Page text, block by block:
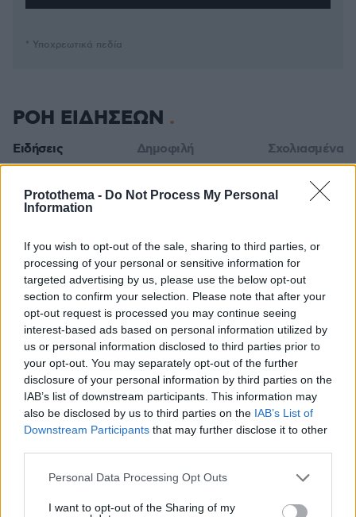
Protothema - Do Not Process My Personal
Information
If you wish to opt-out of the sale, sharing to third parties, or
processing of your personal or sensitive information for
targeted advertising by us, please use the below opt-out
section to confirm your selection. Please note that after your
opt-out request is processed you may continue seeing
interest-based ads based on personal information utilized by
us or personal information disclosed to third parties prior to
your opt-out. You may separately opt-out of the further
disclosure of your personal information by third parties on the
IAB’s list of downstream participants. This information may
also be disclosed by us to third parties on the IAB’s List of
Downstream Participants that may further disclose it to other
Please note that this website/app uses one or more Google
not limited to your visit or usage behaviour. You may click to
Personal Data Processing Opt Outs
I want to opt-out of the Sharing of my
* Υποχρεωτικά πεδία
ΡΟΗ ΕΙΔΗΣΕΩΝ
Ειδήσεις Δημοφιλή Σχολιασμένα
Με νέα τιμή η Mercedes A-Class στην Ελλάδα
Γιατί δεν έσωσα το κουτάβι: Ο ερευνητής που
κατέγραφε τη συμβίωση του μικρού σκυλιού με αγέλη
λύκων εξηγεί γιατί δεν επενέβη, όταν το είδε άρρωστο
ΠΑΟΚ - Άντερλεχτ: Στην Τούμπα για την πρώτη νίκη
στον τρίτο προκριματικό γύρο του Europa League, δείτε
τις εντεκάδες
πριν 13 λεπτά
Η κόρη του Τομ Κρουζ και της Κέιτι Χολμς συμμετείχε
σε queer διασκευή έργου του Σαίξπηρ και έκλεψε τις
εντυπώσεις
πριν 14 λεπτά
Γιατί το χρησιμοποιούμε όλοι λάθος
πριν 16 λεπτά